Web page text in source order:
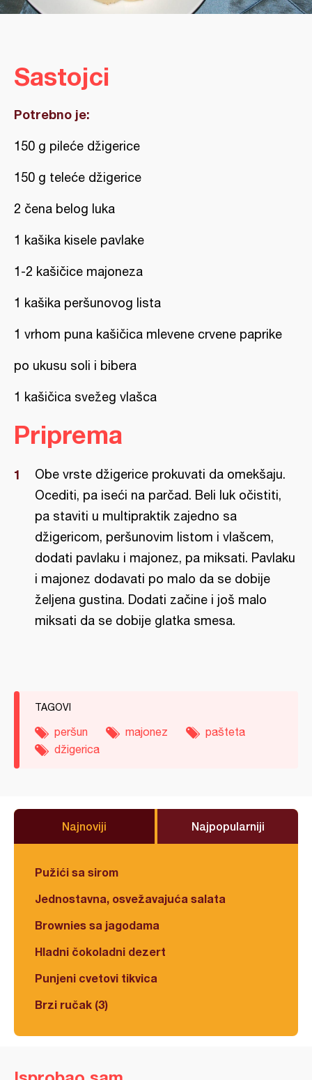
Sastojci
Potrebno je:
150 g pileće džigerice
150 g teleće džigerice
2 čena belog luka
1 kašika kisele pavlake
1-2 kašičice majoneza
1 kašika peršunovog lista
1 vrhom puna kašičica mlevene crvene paprike
po ukusu soli i bibera
1 kašičica svežeg vlašca
Priprema
Obe vrste džigerice prokuvati da omekšaju.
Ocediti, pa iseći na parčad. Beli luk očistiti,
pa staviti u multipraktik zajedno sa
džigericom, peršunovim listom i vlašcem,
dodati pavlaku i majonez, pa miksati. Pavlaku
i majonez dodavati po malo da se dobije
željena gustina. Dodati začine i još malo
miksati da se dobije glatka smesa.
TAGOVI
peršun majonez
pašteta
džigerica
Najnoviji Najpopularniji
Pužići sa sirom
Jednostavna, osvežavajuća salata
Brownies sa jagodama
Hladni čokoladni dezert
Punjeni cvetovi tikvica
Brzi ručak (3)